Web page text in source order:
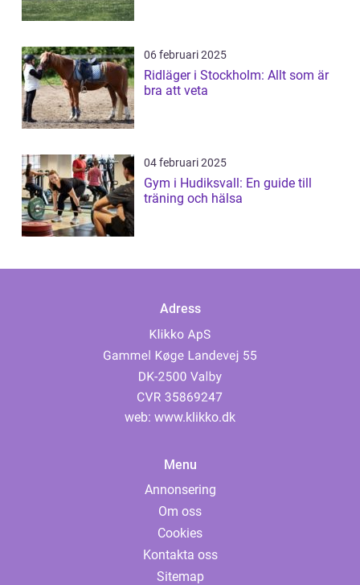
06 februari 2025
Ridläger i Stockholm: Allt som är
bra att veta
04 februari 2025
Gym i Hudiksvall: En guide till
träning och hälsa
Adress
web: www.klikko.dk
Menu
Annonsering
Om oss
Cookies
Kontakta oss
Sitemap